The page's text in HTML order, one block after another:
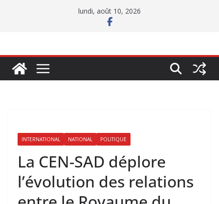
lundi, août 10, 2026
INTERNATIONAL NATIONAL POLITIQUE
La CEN-SAD déplore
l’évolution des relations